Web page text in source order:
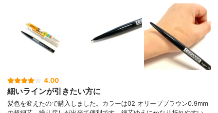
4.00
細いラインが引きたい方に
髪色を変えたので購入しました。カラーは02 オリーブブラウン0.9mm